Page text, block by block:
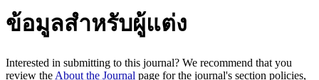
ข้อมูลสำหรับผู้แต่ง
Interested in submitting to this journal? We recommend that you
review the About the Journal page for the journal's section policies,